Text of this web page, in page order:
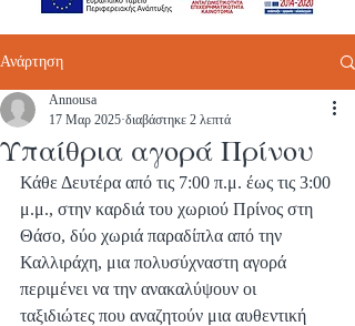
Ανάρτηση
Υπαίθρια αγορά Πρίνου
Annousa
17 Μαρ 2025 διαβάστηκε 2 λεπτά
Κάθε Δευτέρα από τις 7:00 π.μ. έως τις 3:00
μ.μ., στην καρδιά του χωριού Πρίνος στη
Θάσο, δύο χωριά παραδίπλα από την
Καλλιράχη, μια πολυσύχναστη αγορά
περιμένει να την ανακαλύψουν οι
ταξιδιώτες που αναζητούν μια αυθεντική